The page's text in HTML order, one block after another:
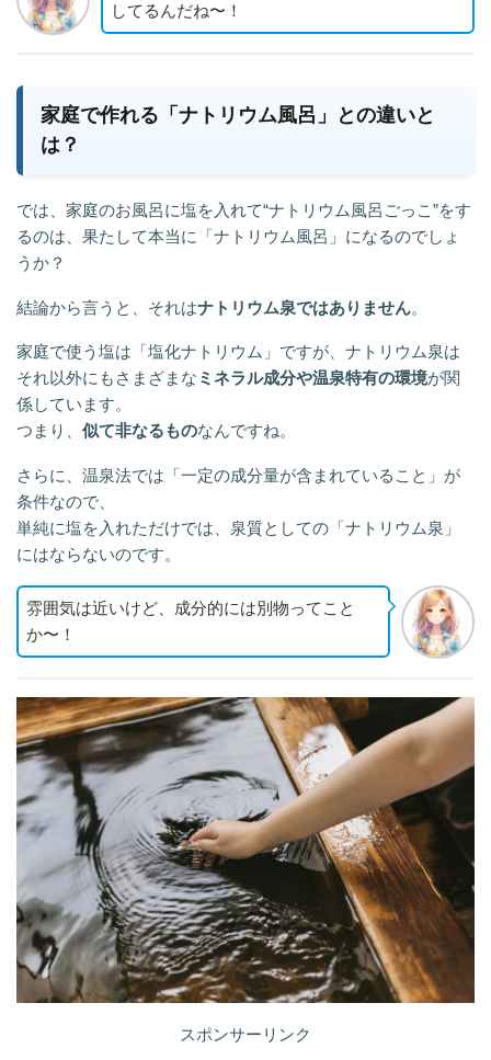
してるんだね〜！
家庭で作れる「ナトリウム風呂」との違いと
は？
では、家庭のお風呂に塩を入れて“ナトリウム風呂ごっこ”をす
るのは、果たして本当に「ナトリウム風呂」になるのでしょ
うか？
結論から言うと、それはナトリウム泉ではありません。
家庭で使う塩は「塩化ナトリウム」ですが、ナトリウム泉は
それ以外にもさまざまな ミネラル成分や温泉特有の環境が関
係しています。
つまり、 似て非なるものなんですね。
さらに、温泉法では「一定の成分量が含まれていること」が
条件なので、
単純に塩を入れただけでは、泉質としての「ナトリウム泉」
にはならないのです。
雰囲気は近いけど、成分的には別物ってこと
か〜！
スポンサーリンク